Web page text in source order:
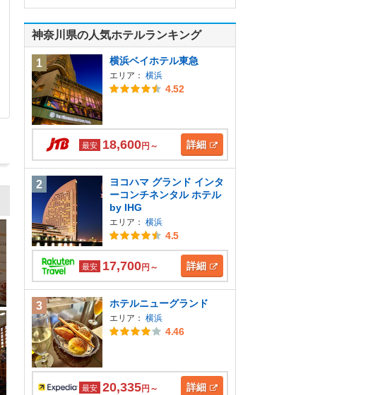
神奈川県の人気ホテルランキング
1 横浜ベイホテル東急
エリア： 横浜
4.52
最安 18,600円～ 詳細
2
ヨコハマ グランド インタ
ーコンチネンタル ホテル
by IHG
エリア： 横浜
4.5
最安 17,700円～ 詳細
3 ホテルニューグランド
エリア： 横浜
4.46
最安 20,335円～ 詳細